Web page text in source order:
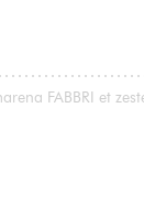
FABBRI et